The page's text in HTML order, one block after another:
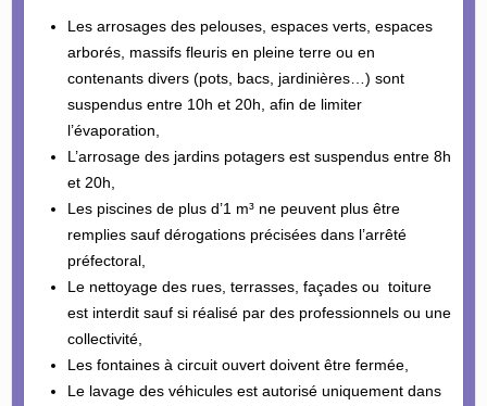
Les arrosages des pelouses, espaces verts, espaces
arborés, massifs fleuris en pleine terre ou en
contenants divers (pots, bacs, jardinières…) sont
suspendus entre 10h et 20h, afin de limiter
l’évaporation,
L’arrosage des jardins potagers est suspendus entre 8h
et 20h,
Les piscines de plus d’1 m³ ne peuvent plus être
remplies sauf dérogations précisées dans l’arrêté
préfectoral,
Le nettoyage des rues, terrasses, façades ou toiture
est interdit sauf si réalisé par des professionnels ou une
collectivité,
Les fontaines à circuit ouvert doivent être fermée,
Le lavage des véhicules est autorisé uniquement dans